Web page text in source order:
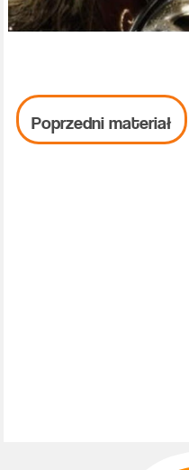
Poprzedni materiał